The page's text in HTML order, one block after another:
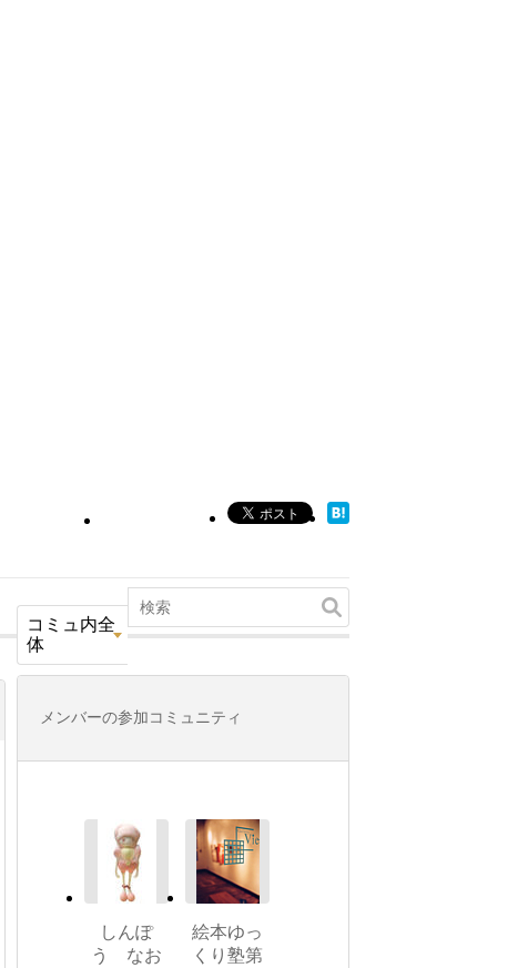
コミュ内全
体
メンバーの参加コミュニティ
しんぽ
う なお
絵本ゆっ
くり塾第